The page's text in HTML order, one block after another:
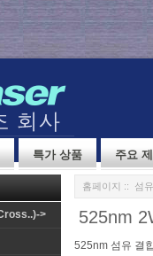
특가 상품 주요
>
홈페이지 :: 섬
525nm
525nm 섬유 결